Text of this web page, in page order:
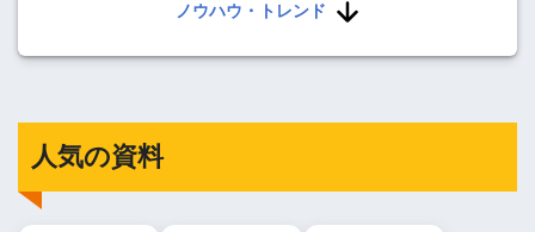
ノウハウ・トレンド
人気の資料